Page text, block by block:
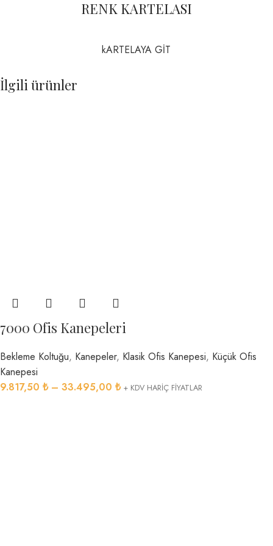
RENK KARTELASI
kARTELAYA GİT
İlgili ürünler
7000 Ofis Kanepeleri
Bekleme Koltuğu, Kanepeler, Klasik Ofis Kanepesi, Küçük Ofis
Kanepesi
9.817,50 ₺ – 33.495,00 ₺ + KDV HARİÇ FİYATLAR